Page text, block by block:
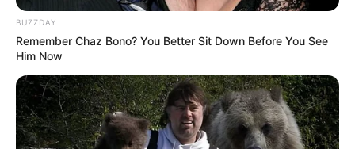
BUZZDAY
Remember Chaz Bono? You Better Sit Down Before You See
Him Now